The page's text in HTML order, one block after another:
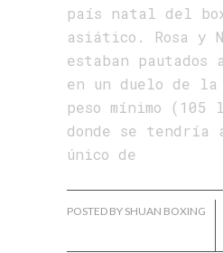
país natal del
asiático. Rosa y
estaban pautados
en un duelo de
peso mínimo
donde se tendría
único de
POSTED BY SHUAN BOXING